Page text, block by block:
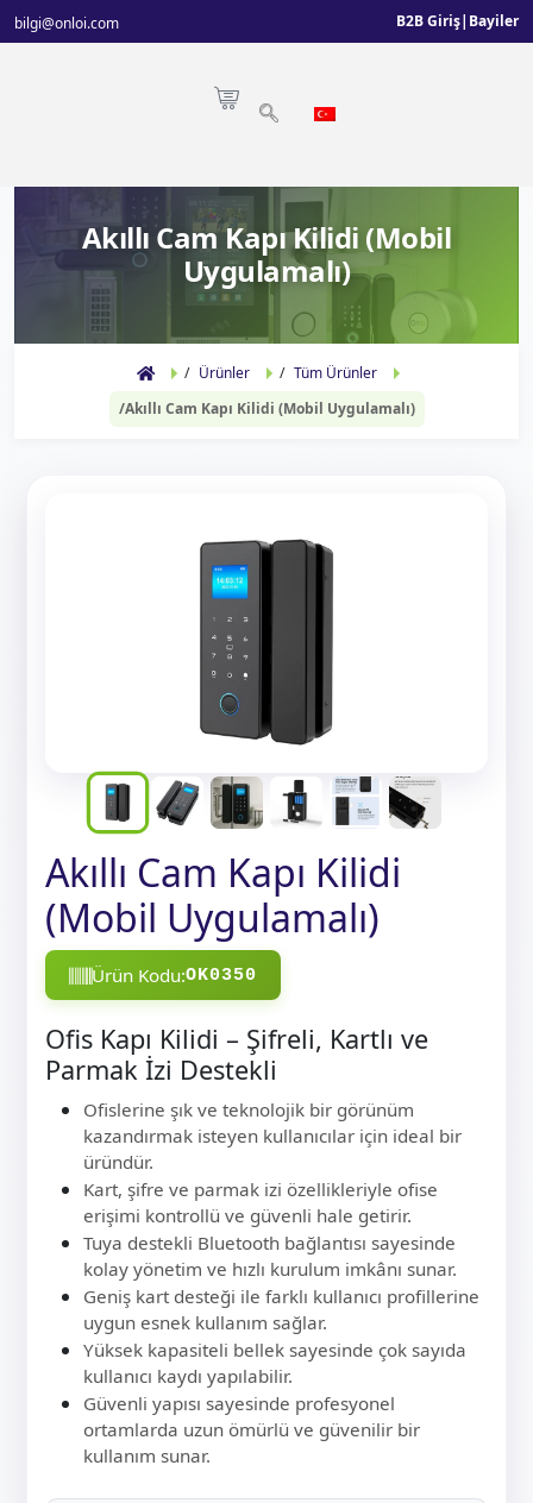
bilgi@onloi.com B2B Giriş| Bayiler
Akıllı Cam Kapı Kilidi (Mobil
Uygulamalı)
Ürünler
Tüm Ürünler
Akıllı Cam Kapı Kilidi (Mobil Uygulamalı)
Akıllı Cam Kapı Kilidi
(Mobil Uygulamalı)
Ürün Kodu:OK0350
Ofis Kapı Kilidi – Şifreli, Kartlı ve
Parmak İzi Destekli
Ofislerine şık ve teknolojik bir görünüm
kazandırmak isteyen kullanıcılar için ideal bir
üründür.
Kart, şifre ve parmak izi özellikleriyle ofise
erişimi kontrollü ve güvenli hale getirir.
Tuya destekli Bluetooth bağlantısı sayesinde
kolay yönetim ve hızlı kurulum imkânı sunar.
Geniş kart desteği ile farklı kullanıcı profillerine
uygun esnek kullanım sağlar.
Yüksek kapasiteli bellek sayesinde çok sayıda
kullanıcı kaydı yapılabilir.
Güvenli yapısı sayesinde profesyonel
ortamlarda uzun ömürlü ve güvenilir bir
kullanım sunar.